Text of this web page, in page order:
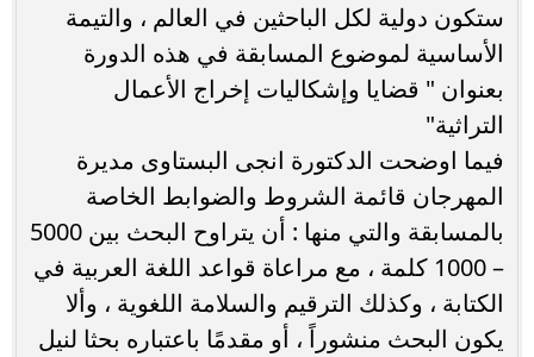
ستكون دولية لكل الباحثين في العالم ، والتيمة
الأساسية لموضوع المسابقة في هذه الدورة
بعنوان " قضايا وإشكاليات إخراج الأعمال
التراثية"
فيما اوضحت الدكتورة انجى البستاوى مديرة
المهرجان قائمة الشروط والضوابط الخاصة
بالمسابقة والتي منها : أن يتراوح البحث بين 5000
– 1000 كلمة ، مع مراعاة قواعد اللغة العربية في
الكتابة ، وكذلك الترقيم والسلامة اللغوية ، وألا
يكون البحث منشوراً ، أو مقدمًا باعتباره بحثا لنيل